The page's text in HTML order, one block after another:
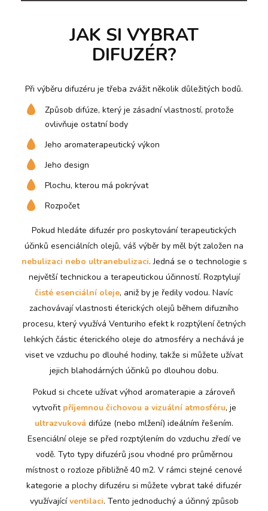
JAK SI VYBRAT
DIFUZÉR?
Při výběru difuzéru je třeba zvážit několik důležitých bodů.
Způsob difúze, který je zásadní vlastností, protože
ovlivňuje ostatní body
Jeho aromaterapeutický výkon
Jeho design
Plochu, kterou má pokrývat
Rozpočet
Pokud hledáte difuzér pro poskytování terapeutických
účinků esenciálních olejů, váš výběr by měl být založen na
nebulizaci nebo ultranebulizaci. Jedná se o technologie s
největší technickou a terapeutickou účinností. Rozptylují
čisté esenciální oleje, aniž by je ředily vodou. Navíc
zachovávají vlastnosti éterických olejů během difuzního
procesu, který využívá Venturiho efekt k rozptýlení četných
lehkých částic éterického oleje do atmosféry a nechává je
viset ve vzduchu po dlouhé hodiny, takže si můžete užívat
jejich blahodárných účinků po dlouhou dobu.
Pokud si chcete užívat výhod aromaterapie a zároveň
vytvořit příjemnou čichovou a vizuální atmosféru, je
ultrazvuková difúze (nebo mlžení) ideálním řešením.
Esenciální oleje se před rozptýlením do vzduchu zředí ve
vodě. Tyto typy difuzérů jsou vhodné pro průměrnou
místnost o rozloze přibližně 40 m2. V rámci stejné cenové
kategorie a plochy difuzéru si můžete vybrat také difuzér
využívajícíventilaci. Tento jednoduchý a účinný způsob